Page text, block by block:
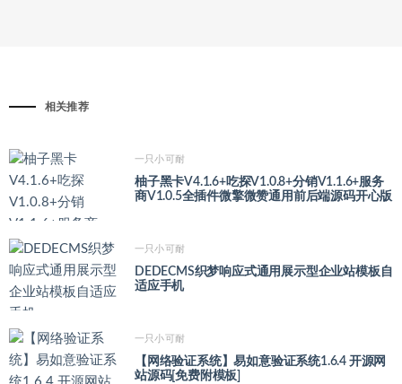
相关推荐
一只小可耐
柚子黑卡V4.1.6+吃探V1.0.8+分销V1.1.6+服务
商V1.0.5全插件微擎微赞通用前后端源码开心版
一只小可耐
DEDECMS织梦响应式通用展示型企业站模板自
适应手机
一只小可耐
【网络验证系统】易如意验证系统1.6.4 开源网
站源码[免费附模板]